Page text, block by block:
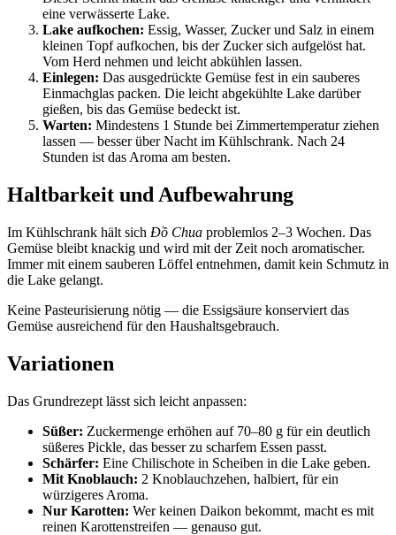
eine verwässerte Lake.
Lake aufkochen: Essig, Wasser, Zucker und Salz in einem
kleinen Topf aufkochen, bis der Zucker sich aufgelöst hat.
Vom Herd nehmen und leicht abkühlen lassen.
Einlegen: Das ausgedrückte Gemüse fest in ein sauberes
Einmachglas packen. Die leicht abgekühlte Lake darüber
gießen, bis das Gemüse bedeckt ist.
Warten: Mindestens 1 Stunde bei Zimmertemperatur ziehen
lassen — besser über Nacht im Kühlschrank. Nach 24
Stunden ist das Aroma am besten.
Haltbarkeit und Aufbewahrung
Im Kühlschrank hält sich Đồ Chua problemlos 2–3 Wochen. Das
Gemüse bleibt knackig und wird mit der Zeit noch aromatischer.
Immer mit einem sauberen Löffel entnehmen, damit kein Schmutz in
die Lake gelangt.
Keine Pasteurisierung nötig — die Essigsäure konserviert das
Gemüse ausreichend für den Haushaltsgebrauch.
Variationen
Das Grundrezept lässt sich leicht anpassen:
Süßer: Zuckermenge erhöhen auf 70–80 g für ein deutlich
süßeres Pickle, das besser zu scharfem Essen passt.
Schärfer: Eine Chilischote in Scheiben in die Lake geben.
Mit Knoblauch: 2 Knoblauchzehen, halbiert, für ein
würzigeres Aroma.
Nur Karotten: Wer keinen Daikon bekommt, macht es mit
reinen Karottenstreifen — genauso gut.